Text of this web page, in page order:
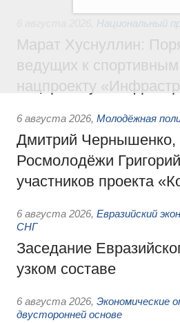
Национальный
Марат Хуснуллин:
ведущих к
нацпроекту
6 августа 2026, Молодёжная
Дмитрий Чернышенко,
Росмолодёжи
участников проекта
6 августа 2026, Евразийский
СНГ
Заседание
узком составе
6 августа 2026, Экономические
двусторонней основе